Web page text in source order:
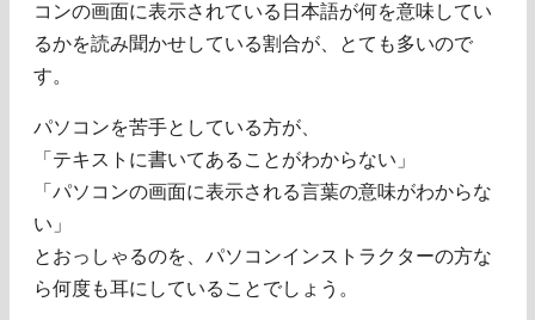
コンの画面に表示されている日本語が何を意味してい
るかを読み聞かせしている割合が、とても多いので
す。
パソコンを苦手としている方が、
「テキストに書いてあることがわからない」
「パソコンの画面に表示される言葉の意味がわからな
い」
とおっしゃるのを、パソコンインストラクターの方な
ら何度も耳にしていることでしょう。